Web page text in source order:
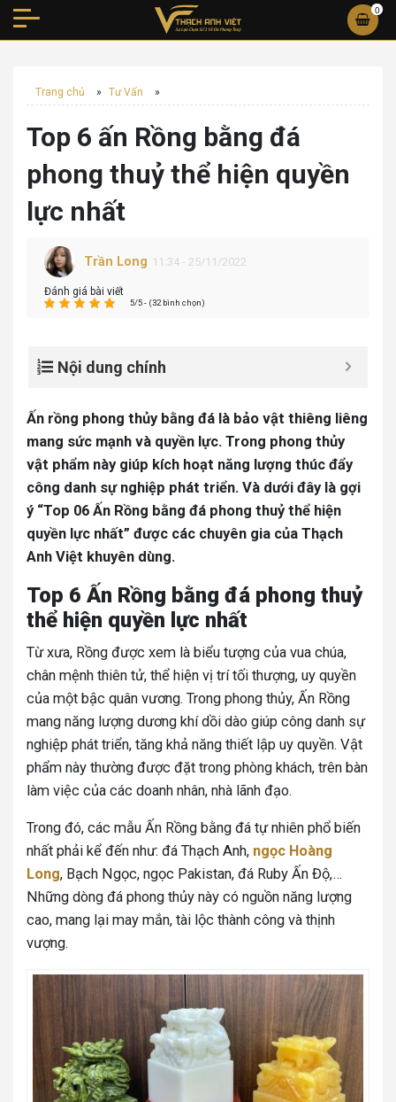
0
Trang chủ » Tư Vấn »
Top 6 ấn Rồng bằng đá
phong thuỷ thể hiện quyền
lực nhất
Trần Long 11:34 - 25/11/2022
Đánh giá bài viết
5/5 - (32 bình chọn)
Nội dung chính
Ấn rồng phong thủy bằng đá là bảo vật thiêng liêng
mang sức mạnh và quyền lực. Trong phong thủy
vật phẩm này giúp kích hoạt năng lượng thúc đẩy
công danh sự nghiệp phát triển. Và dưới đây là gợi
ý “Top 06 Ấn Rồng bằng đá phong thuỷ thể hiện
quyền lực nhất” được các chuyên gia của Thạch
Anh Việt khuyên dùng.
Top 6 Ấn Rồng bằng đá phong thuỷ
thể hiện quyền lực nhất
Từ xưa, Rồng được xem là biểu tượng của vua chúa,
chân mệnh thiên tử, thể hiện vị trí tối thượng, uy quyền
của một bậc quân vương. Trong phong thủy, Ấn Rồng
mang năng lượng dương khí dồi dào giúp công danh sự
nghiệp phát triển, tăng khả năng thiết lập uy quyền. Vật
phẩm này thường được đặt trong phòng khách, trên bàn
làm việc của các doanh nhân, nhà lãnh đạo.
Trong đó, các mẫu Ấn Rồng bằng đá tự nhiên phổ biến
nhất phải kể đến như: đá Thạch Anh, ngọc Hoàng
Long, Bạch Ngọc, ngọc Pakistan, đá Ruby Ấn Độ,…
Những dòng đá phong thủy này có nguồn năng lượng
cao, mang lại may mắn, tài lộc thành công và thịnh
vượng.